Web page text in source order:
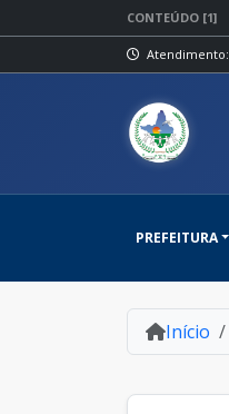
CONTEÚDO [1]
Atendimento:
PREFEITURA
Início